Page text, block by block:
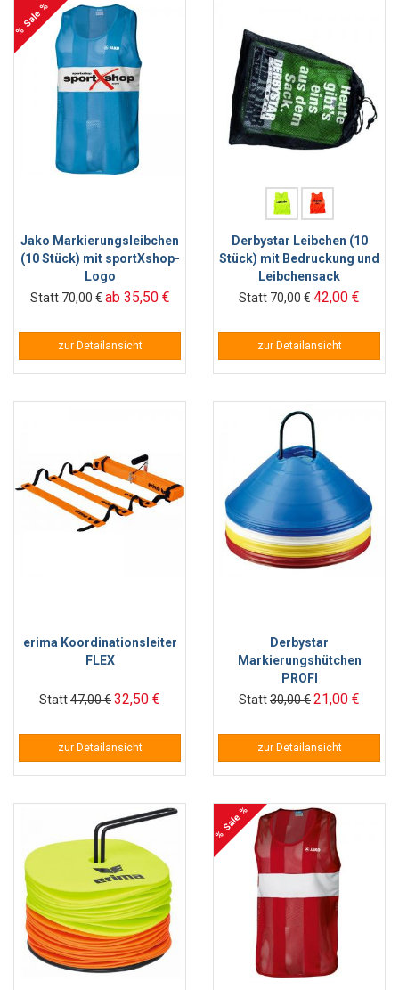
% Sale %
Jako Markierungsleibchen
(10 Stück) mit sportXshop-
Logo
Statt70,00 € ab 35,50 €
zur Detailansicht
Derbystar Leibchen (10
Stück) mit Bedruckung und
Leibchensack
Statt70,00 €42,00 €
zur Detailansicht
erima Koordinationsleiter
FLEX
Statt47,00 €32,50 €
zur Detailansicht
Derbystar
Markierungshütchen
PROFI
Statt30,00 €21,00 €
zur Detailansicht
% Sale %